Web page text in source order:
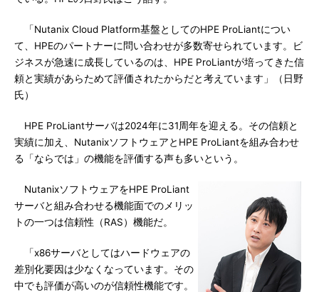
「Nutanix Cloud Platform基盤としてのHPE ProLiantについ
て、HPEのパートナーに問い合わせが多数寄せられています。ビ
ジネスが急速に成長しているのは、HPE ProLiantが培ってきた信
頼と実績があらためて評価されたからだと考えています」（日野
氏）
HPE ProLiantサーバは2024年に31周年を迎える。その信頼と
実績に加え、NutanixソフトウェアとHPE ProLiantを組み合わせ
る「ならでは」の機能を評価する声も多いという。
NutanixソフトウェアをHPE ProLiant
サーバと組み合わせる機能面でのメリッ
トの一つは信頼性（RAS）機能だ。
「x86サーバとしてはハードウェアの
差別化要因は少なくなっています。その
中でも評価が高いのが信頼性機能です。